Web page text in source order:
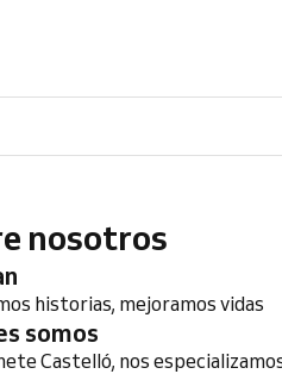
nosotros
historias, mejoramos vidas
somos
Castelló, nos